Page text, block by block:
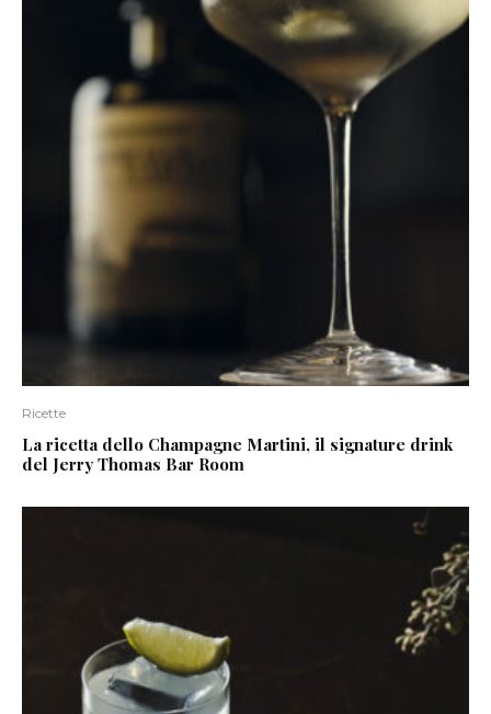
Ricette
La ricetta dello Champagne Martini, il signature drink
del Jerry Thomas Bar Room